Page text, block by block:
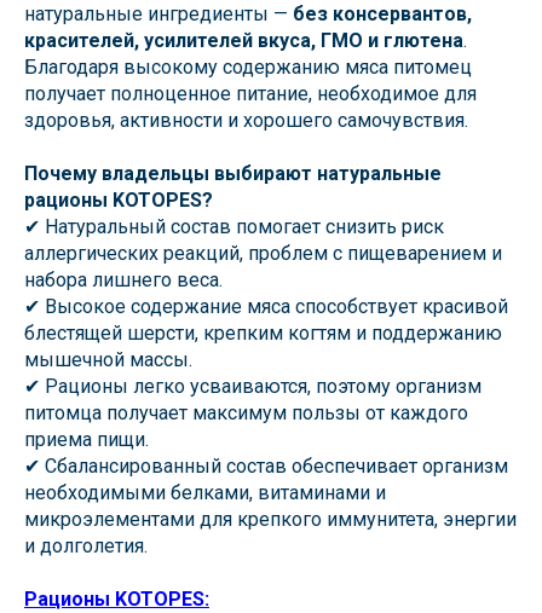
натуральные ингредиенты — без консервантов,
красителей, усилителей вкуса, ГМО и глютена.
Благодаря высокому содержанию мяса питомец
получает полноценное питание, необходимое для
здоровья, активности и хорошего самочувствия.
Почему владельцы выбирают натуральные
рационы KOTOPES?
✔ Натуральный состав помогает снизить риск
аллергических реакций, проблем с пищеварением и
набора лишнего веса.
✔ Высокое содержание мяса способствует красивой
блестящей шерсти, крепким когтям и поддержанию
мышечной массы.
✔ Рационы легко усваиваются, поэтому организм
питомца получает максимум пользы от каждого
приема пищи.
✔ Сбалансированный состав обеспечивает организм
необходимыми белками, витаминами и
микроэлементами для крепкого иммунитета, энергии
и долголетия.
Рационы KOTOPES: